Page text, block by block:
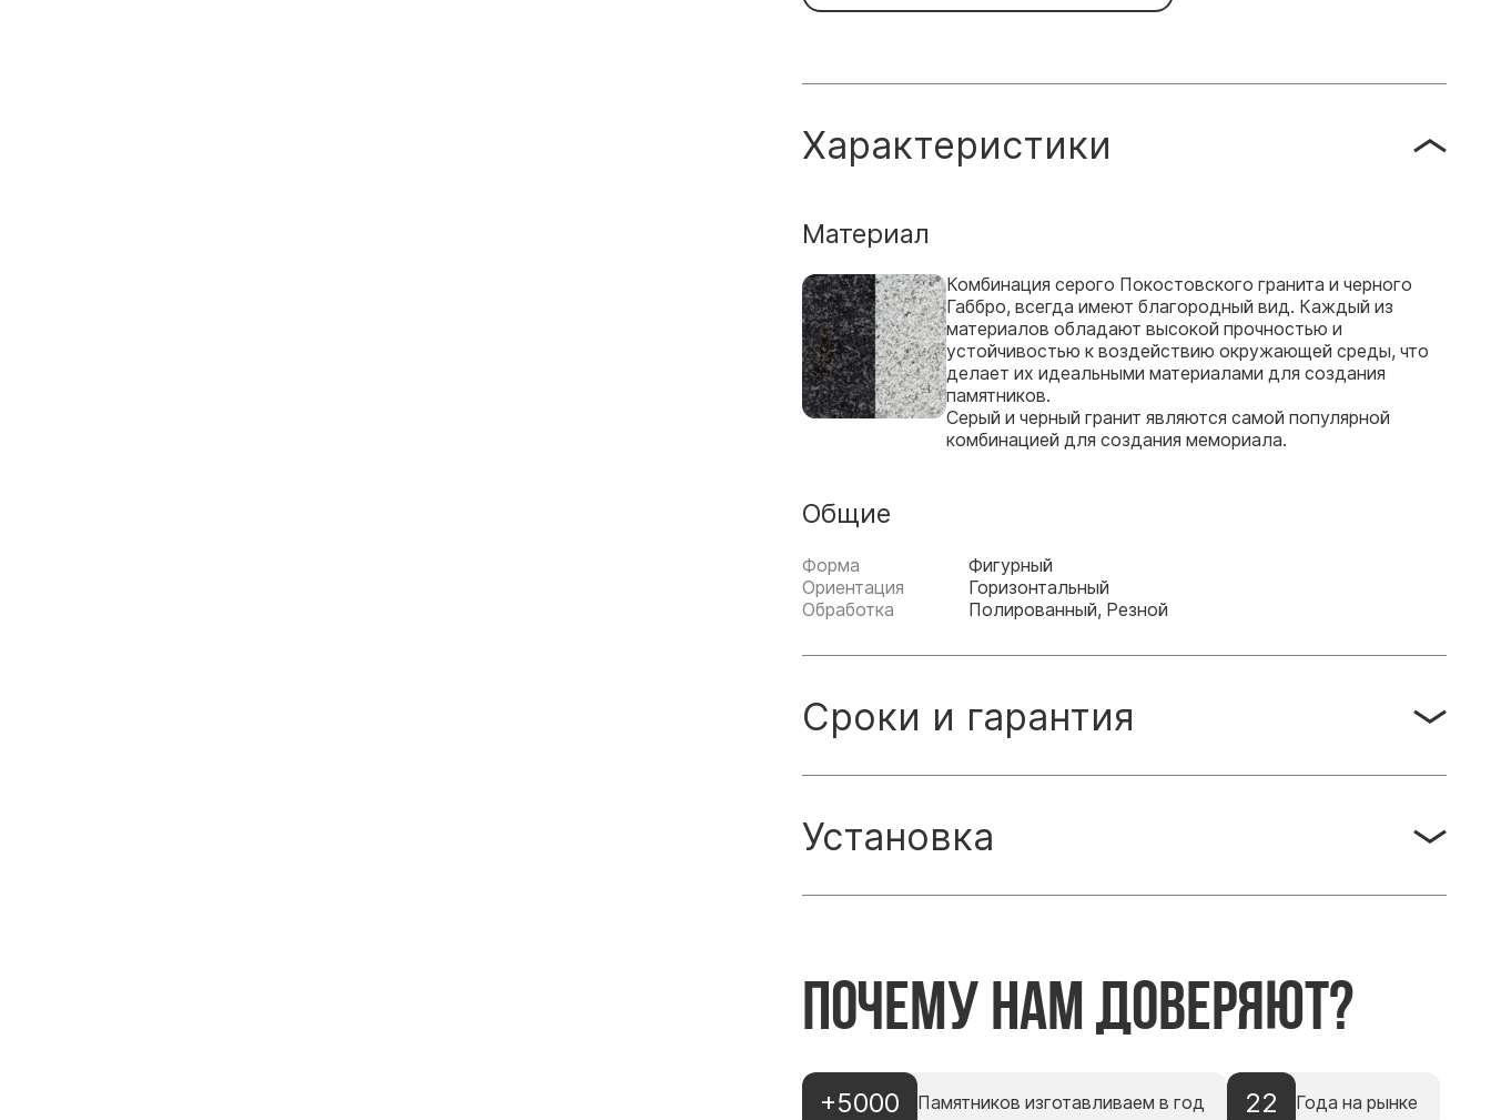
Характеристики
Материал
Комбинация серого Покостовского гранита и черного
Габбро, всегда имеют благородный вид. Каждый из
материалов обладают высокой прочностью и
устойчивостью к воздействию окружающей среды, что
делает их идеальными материалами для создания
памятников.
Серый и черный гранит являются самой популярной
комбинацией для создания мемориала.
Общие
Форма
Фигурный
Ориентация
Горизонтальный
Обработка
Полированный, Резной
Сроки и гарантия
Установка
Почему нам доверяют?
+5000 Памятников изготавливаем в год 22 Года на рынке